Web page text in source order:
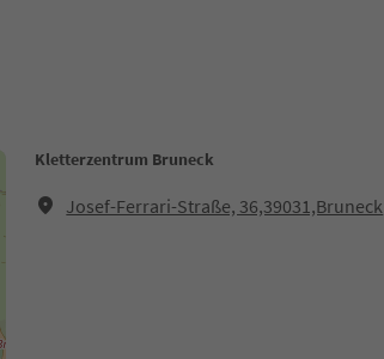
Kletterzentrum Bruneck
Josef-Ferrari-Straße, 36,39031,Bruneck